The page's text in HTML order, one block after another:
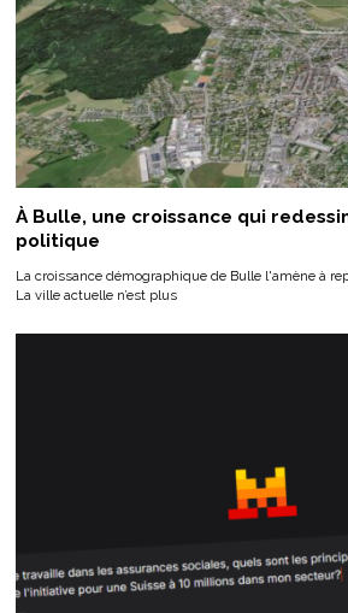
À Bulle, une croissance qui
politique
La croissance démographique de Bulle l'amène à
La ville actuelle n’est plus